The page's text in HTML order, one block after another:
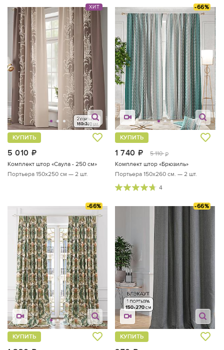
ХИТ
5 010
КУПИТЬ
Комплект штор «Саула - 250 см»
Портьера 150х250 см — 2 шт.
-66%
1 740 руб.
5 110 руб.
КУПИТЬ
Комплект штор «Брюзиль»
Портьера 150х260 см. — 2 шт.
4
-66%
КУПИТЬ
-66%
КУПИТЬ